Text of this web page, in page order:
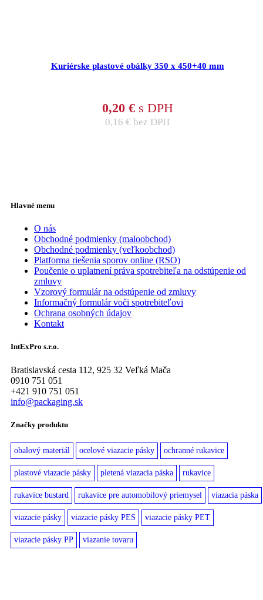
Kuriérske plastové obálky 350 x 450+40 mm
0,20 €s DPH
0,16 € bez DPH
Hlavné menu
O nás
Obchodné podmienky (maloobchod)
Obchodné podmienky (veľkoobchod)
Platforma riešenia sporov online (RSO)
Poučenie o uplatnení práva spotrebiteľa na odstúpenie od
zmluvy
Vzorový formulár na odstúpenie od zmluvy
Informačný formulár voči spotrebiteľovi
Ochrana osobných údajov
Kontakt
IntExPro s.r.o.
Bratislavská cesta 112, 925 32 Veľká Mača
0910 751 051
+421 910 751 051
info@packaging.sk
Značky produktu
obalový materiál ocelové viazacie pásky ochranné rukavice
plastové viazacie pásky pletená viazacia páska rukavice
rukavice bustard rukavice pre automobilový priemysel viazacia páska
viazacie pásky viazacie pásky PES viazacie pásky PET
viazacie pásky PP viazanie tovaru